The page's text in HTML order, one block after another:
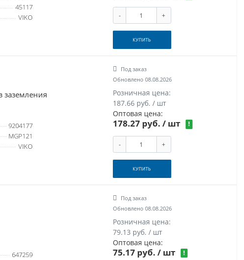
45117
VIKO - +
КУПИТЬ
заземления
9204177
MGP121
VIKO
Под заказ
Обновлено 08.08.2026
Розничная цена:
187.66 руб. / шт
Оптовая цена:
178.27 руб./ шт !
- +
КУПИТЬ
647259
Под заказ
Обновлено 08.08.2026
Розничная цена:
79.13 руб. / шт
Оптовая цена:
75.17 руб./ шт !